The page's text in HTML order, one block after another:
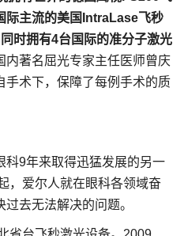
际主流的美国IntraLase飞秒
时拥有4台国际的准分子激光
内著名屈光专家主任医师曾庆
手术下，保障了每例手术的质
科9年来取得迅猛发展的另一
，爱尔人就在眼科各领域奋
去无法解决的问题。